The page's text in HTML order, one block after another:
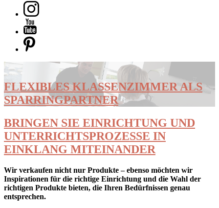
FLEXIBLES KLASSENZIMMER ALS
SPARRINGPARTNER
BRINGEN SIE EINRICHTUNG UND
UNTERRICHTSPROZESSE IN
EINKLANG MITEINANDER
Wir verkaufen nicht nur Produkte – ebenso möchten wir
Inspirationen für die richtige Einrichtung und die Wahl der
richtigen Produkte bieten, die Ihren Bedürfnissen genau
entsprechen.